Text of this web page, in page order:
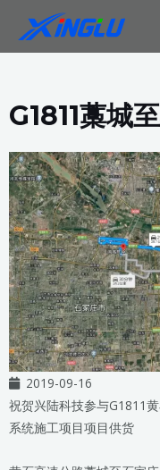
内
G1811藁城
2019-09-16
祝贺兴陆科技参与G1811
系统施工项目项目供货